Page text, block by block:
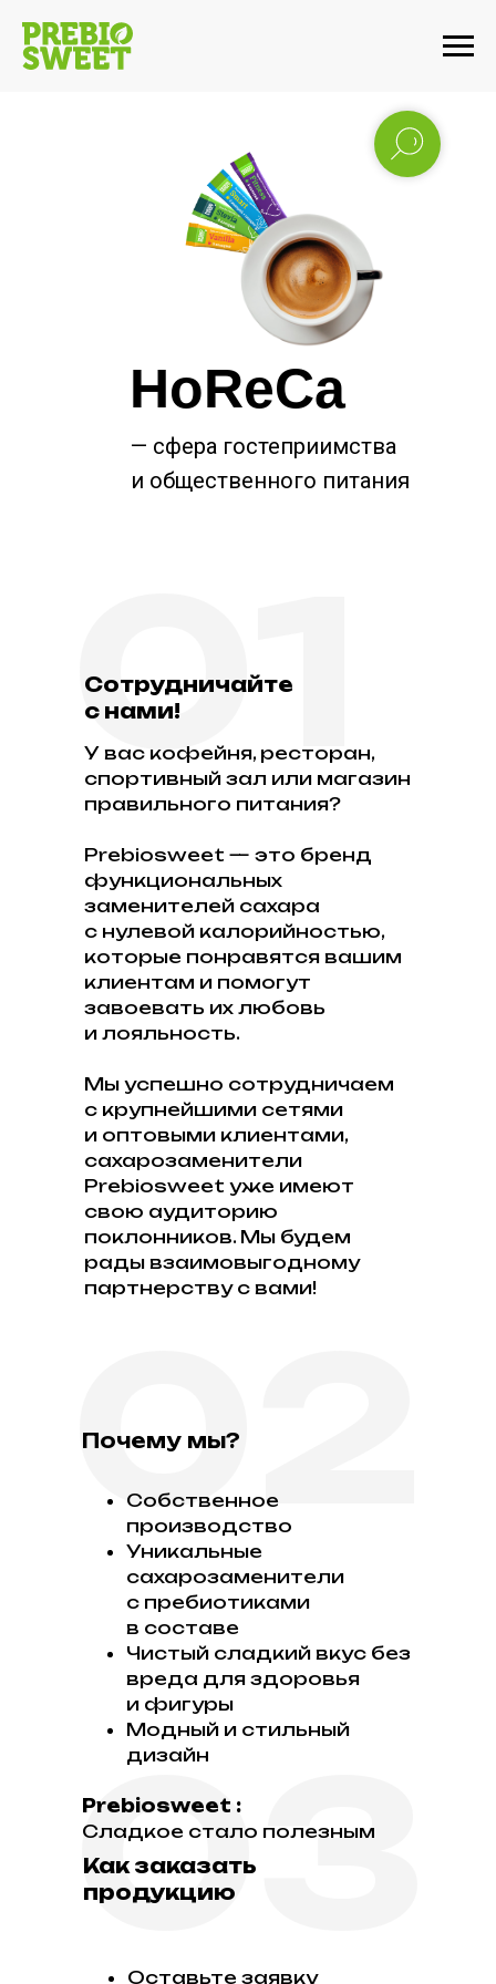
HoReCa
— сфера гостеприимства
и общественного питания
03
Как заказать
продукцию
Оставьте заявку
01
Сотрудничайте
с нами!
У вас кофейня, ресторан,
спортивный зал или магазин
правильного питания?
Prebiosweet — это бренд
функциональных
заменителей сахара
с нулевой калорийностью,
которые понравятся вашим
клиентам и помогут
завоевать их любовь
и лояльность.
Мы успешно сотрудничаем
с крупнейшими сетями
и оптовыми клиентами,
сахарозаменители
Prebiosweet уже имеют
свою аудиторию
поклонников. Мы будем
рады взаимовыгодному
партнерству с вами!
02
Почему мы?
Собственное
производство
Уникальные
сахарозаменители
с пребиотиками
в составе
Чистый сладкий вкус без
вреда для здоровья
и фигуры
Модный и стильный
дизайн
Prebiosweet :
Сладкое стало полезным